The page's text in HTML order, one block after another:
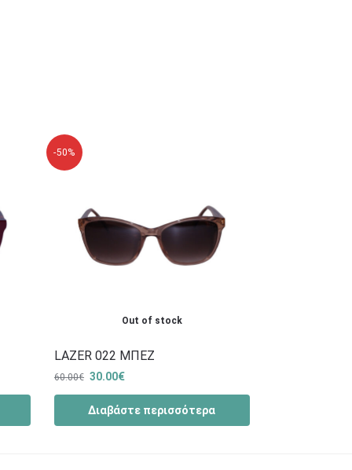
-50%
Out of stock
LAZER 022 ΜΠΕΖ
60.00€ 30.00€
Διαβάστε περισσότερα